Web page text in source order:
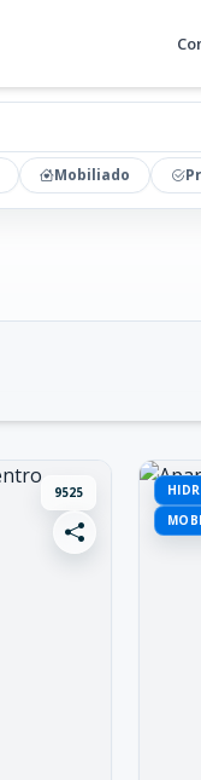
Mobiliado
9525